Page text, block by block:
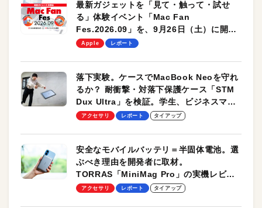
最新ガジェットを「見て・触って・試せ
る」体験イベント「Mac Fan
Fes.2026.09」を、9月26日（土）に開催
します！
Apple レポート
落下実験。ケースでMacBook Neoを守れ
るか？ 耐衝撃・対落下保護ケース「STM
Dux Ultra」を検証。学生、ビジネスマン
のモバイルユースに最適！
アクセサリ レポート タイアップ
安全なモバイルバッテリ＝半固体電池。選
ぶべき理由を開発者に取材。
TORRAS「MiniMag Pro」の実機レビュ
ーも
アクセサリ レポート タイアップ